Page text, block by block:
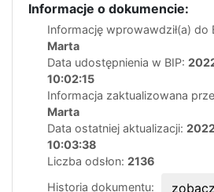
Informacje o dokumencie:
Informację wprowawdził(a) do
Marta
Data udostępnienia w BIP:
10:02:15
Informacja zaktualizowana
Marta
Data ostatniej aktualizacji:
10:03:38
Liczba odsłon: 2136
Historia dokumentu:
zobacz